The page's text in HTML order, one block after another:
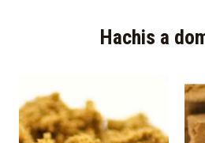
Hachis a